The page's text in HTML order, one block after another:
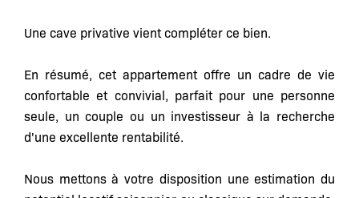
Une cave privative vient compléter ce bien.
En résumé, cet appartement offre un cadre de vie
confortable et convivial, parfait pour une personne
seule, un couple ou un investisseur à la recherche
d'une excellente rentabilité.
Nous mettons à votre disposition une estimation du